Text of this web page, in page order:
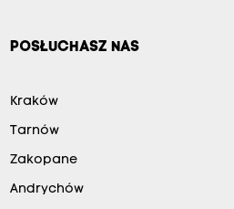
POSŁUCHASZ NAS
Kraków
Tarnów
Zakopane
Andrychów